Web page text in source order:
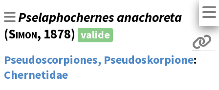
Pselaphochernes anachoreta
(Simon, 1878) valide
Pseudoscorpiones, Pseudoskorpione:
Chernetidae